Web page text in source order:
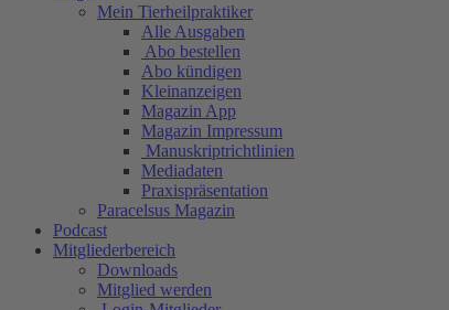
Mein Tierheilpraktiker
Alle Ausgaben
Abo bestellen
Abo kündigen
Kleinanzeigen
Magazin App
Magazin Impressum
Manuskriptrichtlinien
Mediadaten
Praxispräsentation
Paracelsus Magazin
Podcast
Mitgliederbereich
Downloads
Mitglied werden